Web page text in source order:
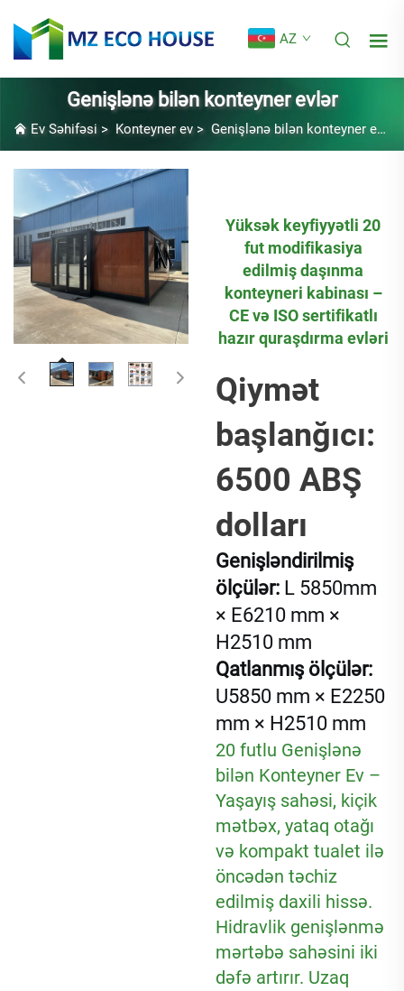
AZ
Genişlənə bilən konteyner evlər
Ev Səhifəsi > Konteyner ev> Genişlənə bilən konteyner evlər
Yüksək keyfiyyətli 20
fut modifikasiya
edilmiş daşınma
konteyneri kabinası –
CE və ISO sertifikatlı
hazır quraşdırma evləri
Qiymət
başlanğıcı:
6500 ABŞ
dolları
Genişləndirilmiş
ölçülər: L 5850mm
× E6210 mm ×
H2510 mm
Qatlanmış ölçülər:
U5850 mm × E2250
mm × H2510 mm
20 futlu Genişlənə
bilən Konteyner Ev –
Yaşayış sahəsi, kiçik
mətbəx, yataq otağı
və kompakt tualet ilə
öncədən təchiz
edilmiş daxili hissə.
Hidravlik genişlənmə
mərtəbə sahəsini iki
dəfə artırır. Uzaq